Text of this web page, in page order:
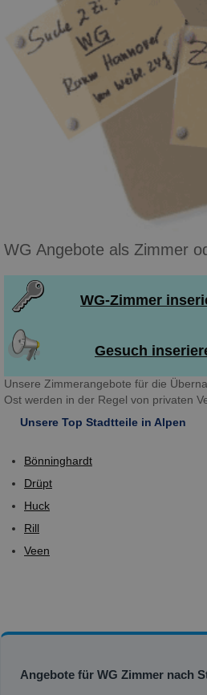
WG Angebote als Zimmer
WG-Zimmer
Gesuch
Unsere Zimmerangebote für die
Ost werden in der Regel von privaten
Unsere Top Stadtteile in Alpen
Bönninghardt
Drüpt
Huck
Rill
Veen
Angebote für WG Zimmer nach